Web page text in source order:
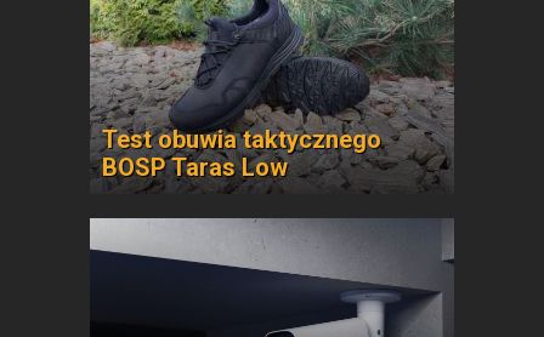
Test obuwia taktycznego
BOSP Taras Low